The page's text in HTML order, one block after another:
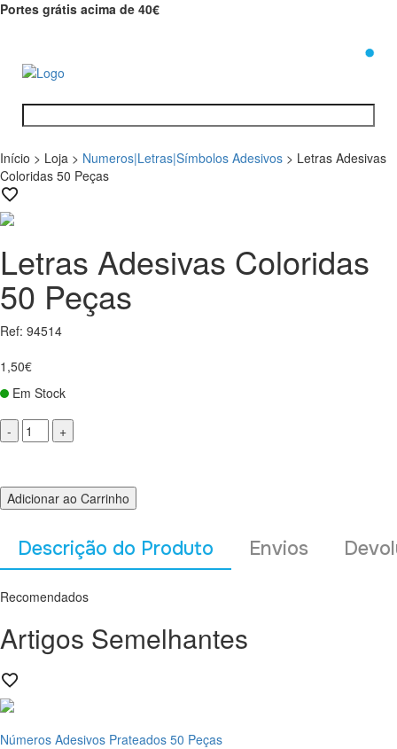
Portes grátis acima de 40€
Início > Loja > Numeros|Letras|Símbolos Adesivos > Letras Adesivas
Coloridas 50 Peças
Letras Adesivas Coloridas
50 Peças
Ref: 94514
1,50€
Em Stock
Adicionar ao Carrinho
Descrição do Produto Envios
Recomendados
Artigos Semelhantes
Números Adesivos Prateados 50 Peças